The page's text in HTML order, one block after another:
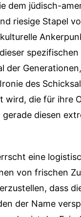
dem jüdisch-
riesige Stapel
der
des
wird, die für ihre
diesen
eine
von frischen
dass
der Name